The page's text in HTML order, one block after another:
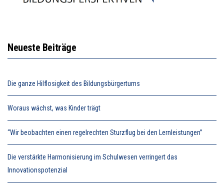
Neueste Beiträge
Die ganze Hilflosigkeit des Bildungsbürgertums
Woraus wächst, was Kinder trägt
“Wir beobachten einen regelrechten Sturzflug bei den Lernleistungen”
Die verstärkte Harmonisierung im Schulwesen verringert das
Innovationspotenzial